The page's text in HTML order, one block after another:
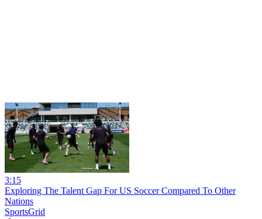
3:15
Exploring The Talent Gap For US Soccer Compared To Other
Nations
SportsGrid